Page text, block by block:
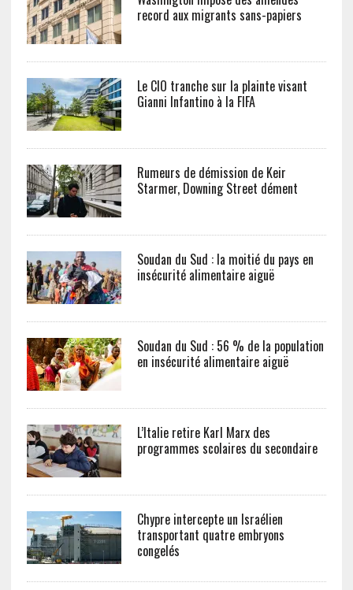
record aux migrants sans-papiers
Le CIO tranche sur la plainte visant
Gianni Infantino à la FIFA
Rumeurs de démission de Keir
Starmer, Downing Street dément
Soudan du Sud : la moitié du pays en
insécurité alimentaire aiguë
Soudan du Sud : 56 % de la population
en insécurité alimentaire aiguë
L’Italie retire Karl Marx des
programmes scolaires du secondaire
Chypre intercepte un Israélien
transportant quatre embryons
congelés